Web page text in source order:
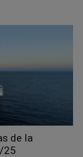
de la
25